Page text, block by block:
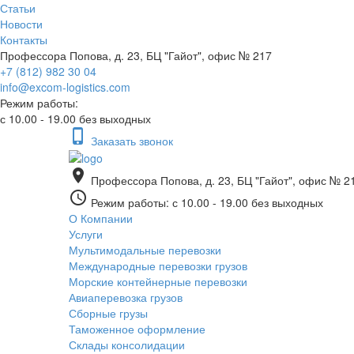
Статьи
Новости
Контакты
Профессора Попова, д. 23, БЦ "Гайот", офис № 217
+7 (812) 982 30 04
info@excom-logistics.com
Режим работы:
с 10.00 - 19.00 без выходных
phone_iphone Заказать звонок
place Профессора Попова, д. 23, БЦ "Гайот", офис №
access_time Режим работы: с 10.00 - 19.00 без выходных
О Компании
Услуги
Мультимодальные перевозки
Международные перевозки грузов
Морские контейнерные перевозки
Авиаперевозка грузов
Сборные грузы
Таможенное оформление
Склады консолидации